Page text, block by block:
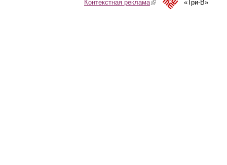
Контекстная реклама(link is external)«Три-В»